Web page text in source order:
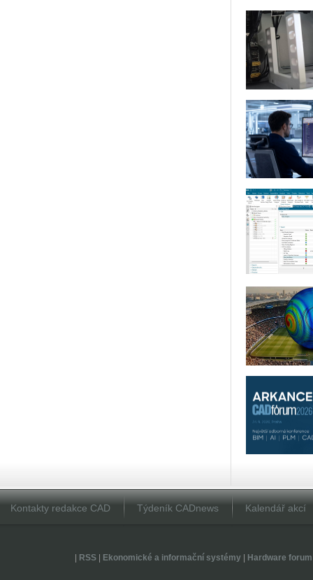
Kontakty redakce CAD Týdeník CADnews Kalendář akcí
RSS| Ekonomické a informační systémy| Hardware forum